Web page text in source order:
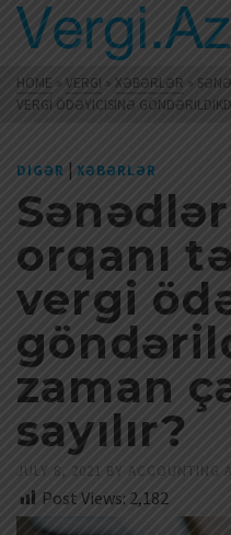
HOME » VERGI » XƏBƏRLƏR »
VERGI ÖDƏYICISINƏ
DIGƏR | XƏBƏRLƏR
orqanı
vergi
zaman
sayılır?
JULY 8, 2021 BY ACCOUNTING
Post Views: 2,182